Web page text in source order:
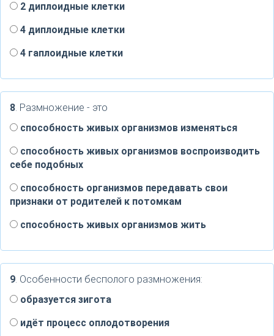
2 диплоидные клетки
4 диплоидные клетки
4 гаплоидные клетки
8. Размножение - это
способность живых организмов изменяться
способность живых организмов воспроизводить
себе подобных
способность организмов передавать свои
признаки от родителей к потомкам
способность живых организмов жить
9. Особенности бесполого размножения:
образуется зигота
идёт процесс оплодотворения